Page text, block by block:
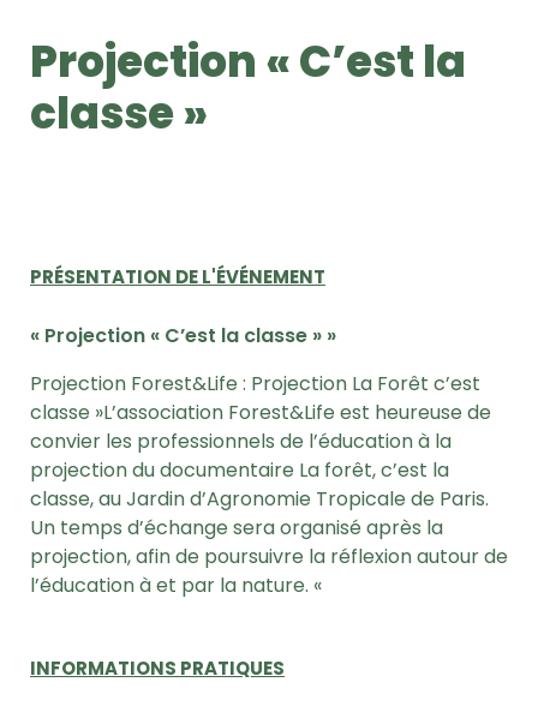
Projection « C’est la
classe »
PRÉSENTATION DE L'ÉVÉNEMENT
« Projection « C’est la classe » »
Projection Forest&Life : Projection La Forêt c’est
classe »L’association Forest&Life est heureuse de
convier les professionnels de l’éducation à la
projection du documentaire La forêt, c’est la
classe, au Jardin d’Agronomie Tropicale de Paris.
Un temps d’échange sera organisé après la
projection, afin de poursuivre la réflexion autour de
l’éducation à et par la nature. «
INFORMATIONS PRATIQUES